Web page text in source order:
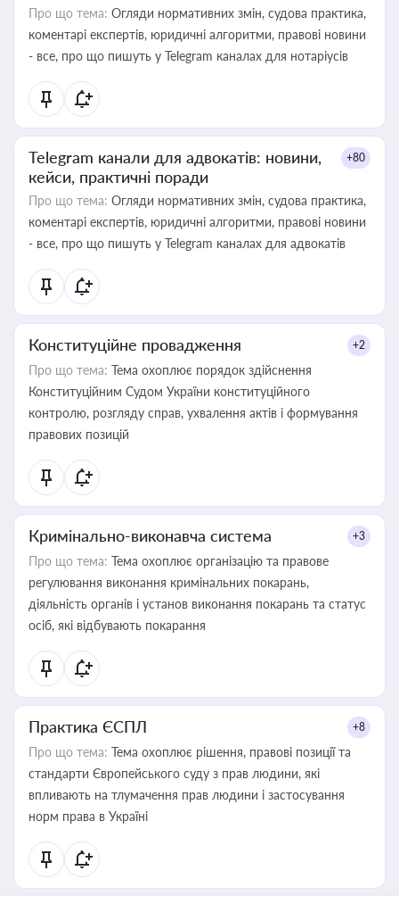
Про що тема: Огляди нормативних змін, судова практика,
коментарі експертів, юридичні алгоритми, правові новини
- все, про що пишуть у Telegram каналах для нотаріусів
Telegram канали для адвокатів: новини,
кейси, практичні поради
+80
Про що тема: Огляди нормативних змін, судова практика,
коментарі експертів, юридичні алгоритми, правові новини
- все, про що пишуть у Telegram каналах для адвокатів
Конституційне провадження +2
Про що тема: Тема охоплює порядок здійснення
Конституційним Судом України конституційного
контролю, розгляду справ, ухвалення актів і формування
правових позицій
Кримінально-виконавча система +3
Про що тема: Тема охоплює організацію та правове
регулювання виконання кримінальних покарань,
діяльність органів і установ виконання покарань та статус
осіб, які відбувають покарання
Практика ЄСПЛ +8
Про що тема: Тема охоплює рішення, правові позиції та
стандарти Європейського суду з прав людини, які
впливають на тлумачення прав людини і застосування
норм права в Україні